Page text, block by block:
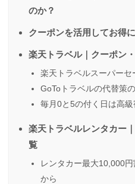
のか？
クーポンを活用してお得
楽天トラベル｜クーポン
楽天トラベルスーパーセ
GoToトラベルの代替策の
毎月0と5の付く日は高
楽天トラベルレンタカー
覧
レンタカー最大10,000
から